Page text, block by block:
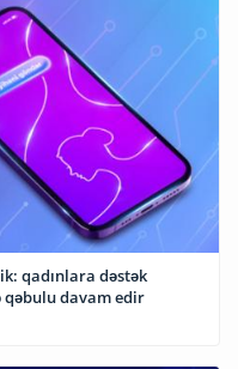
qadınlara dəstək
qəbulu davam edir